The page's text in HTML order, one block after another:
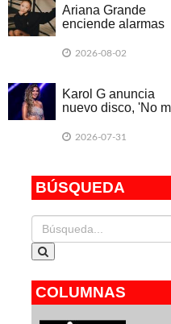
Ariana Grande
enciende alarmas
extrema
2026-08-02
Karol G anuncia
nuevo disco, 'No
tanto'2026-07-31
BÚSQUEDA
COLUMNAS